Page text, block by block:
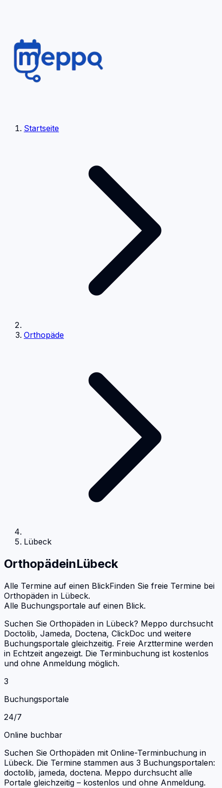
Startseite
Orthopäde
Lübeck
OrthopädeinLübeck
Alle Termine auf einen BlickFinden Sie freie Termine bei
Orthopäden in Lübeck.
Alle Buchungsportale auf einen Blick.
Suchen Sie Orthopäden in Lübeck? Meppo durchsucht
Doctolib, Jameda, Doctena, ClickDoc und weitere
Buchungsportale gleichzeitig. Freie Arzttermine werden
in Echtzeit angezeigt. Die Terminbuchung ist kostenlos
und ohne Anmeldung möglich.
3
Buchungsportale
24/7
Online buchbar
Suchen Sie Orthopäden mit Online-Terminbuchung in
Lübeck. Die Termine stammen aus 3 Buchungsportalen:
doctolib, jameda, doctena. Meppo durchsucht alle
Portale gleichzeitig – kostenlos und ohne Anmeldung.